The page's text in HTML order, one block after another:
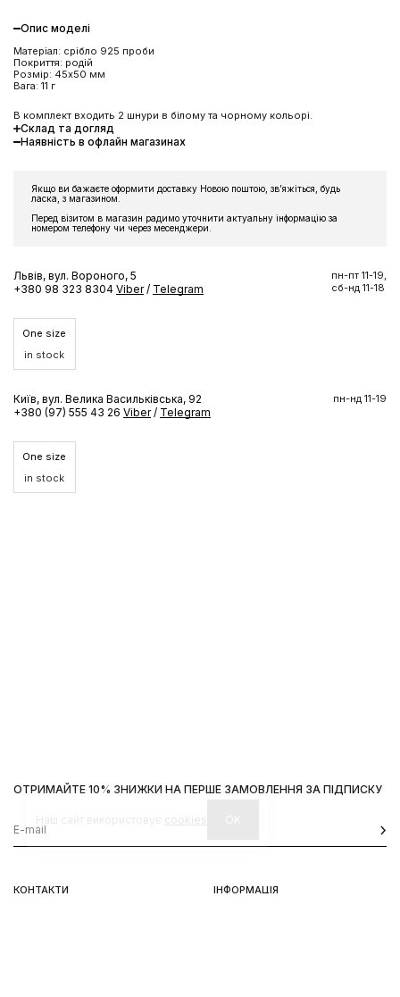
Опис моделі
Матеріал: срібло 925 проби
Покриття: родій
Розмір: 45x50 мм
Вага: 11 г
В комплект входить 2 шнури в білому та чорному кольорі.
Склад та догляд
Наявність в офлайн магазинах
Якщо ви бажаєте оформити доставку Новою поштою, звʼяжіться, будь
ласка, з магазином.
Перед візитом в магазин радимо уточнити актуальну інформацію за
номером телефону чи через месенджери.
Львів, вул. Вороного, 5
+380 98 323 8304 Viber / Telegram
пн-пт 11-19,
сб-нд 11-18
One size
in stock
Київ, вул. Велика Васильківська, 92
+380 (97) 555 43 26 Viber / Telegram
пн-нд 11-19
One size
in stock
КОНТАКТИ ІНФОРМАЦІЯ
ОТРИМАЙТЕ 10% ЗНИЖКИ НА ПЕРШЕ ЗАМОВЛЕННЯ ЗА ПІДПИСКУ
cookies